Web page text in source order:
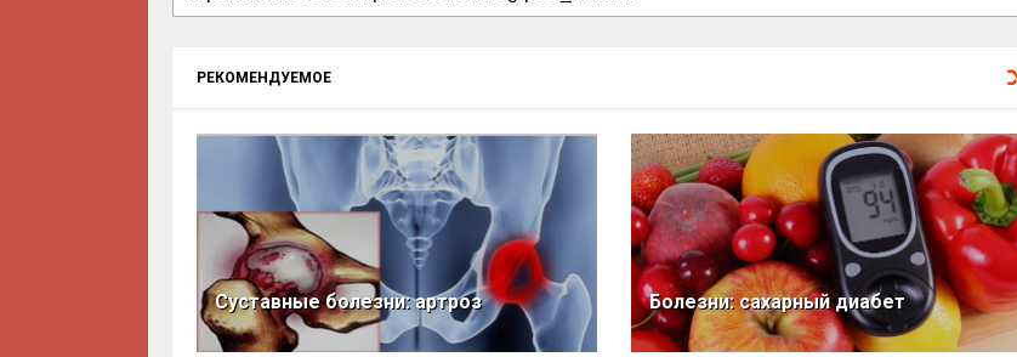
РЕКОМЕНДУЕМОЕ
Суставные болезни: артроз Болезни: сахарный диабет